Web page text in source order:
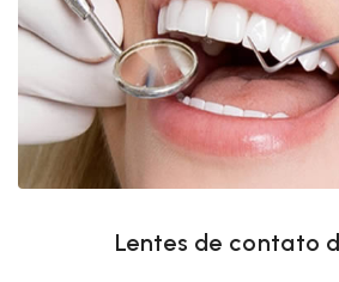
Lentes de contato
Lentes de contato